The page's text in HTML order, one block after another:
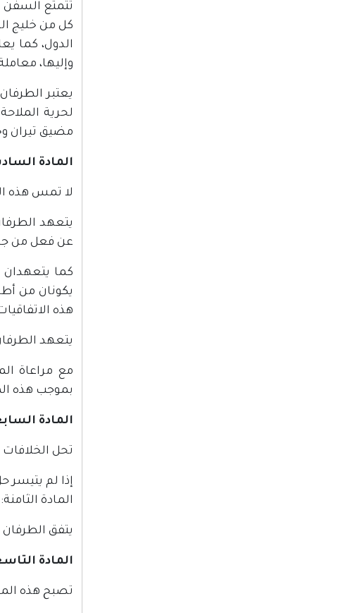
تتمتع السفن
الدول، كما
وإليها،
يعتبر
لحرية
مضيق تيران
المادة
لا تمس هذه
يتعهد
عن فعل من
كما يتعهدان
يكونان من
هذه
يتعهد
بموجب هذه
المادة
تحل
إذا لم يتيسر
المادة الثامنة:
يتفق الطرفان
المادة
تصبح هذه